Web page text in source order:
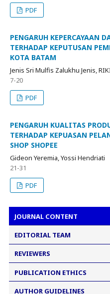
PDF
PENGARUH KEPERCAYAAN
TERHADAP KEPUTUSAN
KOTA BATAM
Jenis Sri Mulfis Zalukhu Jenis,
7-20
PDF
PENGARUH KUALITAS
TERHADAP KEPUASAN
SHOP SHOPEE
Gideon Yeremia, Yossi Hendriati
21-31
PDF
JOURNAL CONTENT
EDITORIAL TEAM
REVIEWERS
PUBLICATION ETHICS
AUTHOR GUIDELINES